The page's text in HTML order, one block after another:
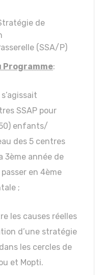
de
(SSA/P)
Programme:
SSAP pour
enfants/
des 5 centres
3ème année de
en 4ème
;
les causes réelles
d’une stratégie
les cercles de
et Mopti.